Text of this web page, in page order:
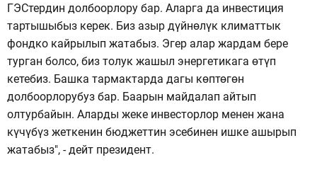
ГЭСтердин долбоорлору бар. Аларга да инвестиция
тартышыбыз керек. Биз азыр дүйнөлүк климаттык
фондко кайрылып жатабыз. Эгер алар жардам бере
турган болсо, биз толук жашыл энергетикага өтүп
кетебиз. Башка тармактарда дагы көптөгөн
долбоорлорубуз бар. Баарын майдалап айтып
олтурбайын. Аларды жеке инвесторлор менен жана
күчүбүз жеткенин бюджеттин эсебинен ишке ашырып
жатабыз", - дейт президент.